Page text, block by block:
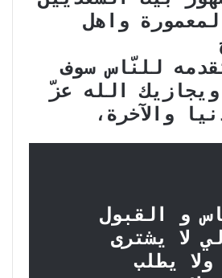
واهل
للنّاس سوف
الله عزّ
والآخرة،
و القبول
لا يشترى
ولا يطلب